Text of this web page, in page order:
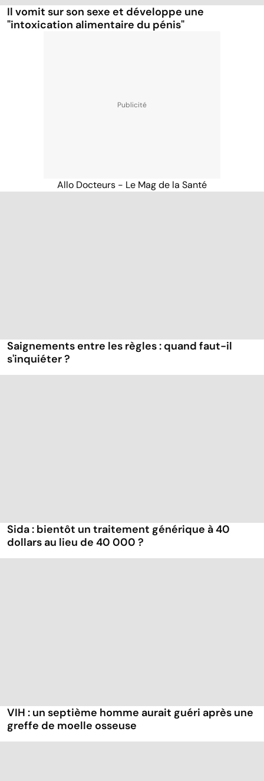
Il vomit sur son sexe et développe une
"intoxication alimentaire du pénis"
Allo Docteurs - Le Mag de la Santé
Saignements entre les règles : quand faut-il
s'inquiéter ?
Sida : bientôt un traitement générique à 40
dollars au lieu de 40 000 ?
VIH : un septième homme aurait guéri après une
greffe de moelle osseuse